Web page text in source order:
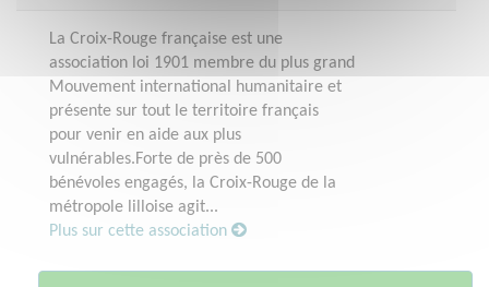
La Croix-Rouge française est une
association loi 1901 membre du plus grand
Mouvement international humanitaire et
présente sur tout le territoire français
pour venir en aide aux plus
vulnérables.Forte de près de 500
bénévoles engagés, la Croix-Rouge de la
métropole lilloise agit...
Plus sur cette association